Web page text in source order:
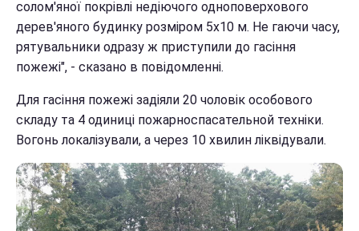
солом'яної покрівлі недіючого одноповерхового
дерев'яного будинку розміром 5х10 м. Не гаючи часу,
рятувальники одразу ж приступили до гасіння
пожежі", - сказано в повідомленні.
Для гасіння пожежі задіяли 20 чоловік особового
складу та 4 одиниці пожарноспасательной техніки.
Вогонь локалізували, а через 10 хвилин ліквідували.